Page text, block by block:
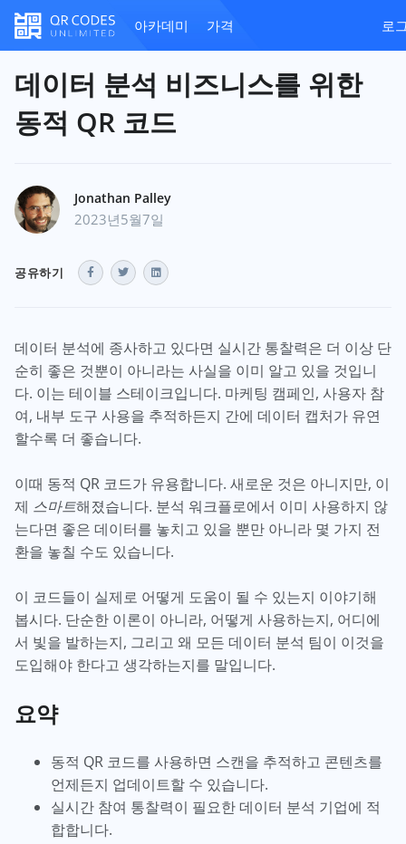
아카데미 가격 로
데이터 분석 비즈니스를 위한
동적 QR 코드
Jonathan Palley
2023년5월7일
공유하기
데이터 분석에 종사하고 있다면 실시간 통찰력은 더 이상 단
순히 좋은 것뿐이 아니라는 사실을 이미 알고 있을 것입니
다. 이는 테이블 스테이크입니다. 마케팅 캠페인, 사용자 참
여, 내부 도구 사용을 추적하든지 간에 데이터 캡처가 유연
할수록 더 좋습니다.
이때 동적 QR 코드가 유용합니다. 새로운 것은 아니지만, 이
제 스마트해졌습니다. 분석 워크플로에서 이미 사용하지 않
는다면 좋은 데이터를 놓치고 있을 뿐만 아니라 몇 가지 전
환을 놓칠 수도 있습니다.
이 코드들이 실제로 어떻게 도움이 될 수 있는지 이야기해
봅시다. 단순한 이론이 아니라, 어떻게 사용하는지, 어디에
서 빛을 발하는지, 그리고 왜 모든 데이터 분석 팀이 이것을
도입해야 한다고 생각하는지를 말입니다.
요약
동적 QR 코드를 사용하면 스캔을 추적하고 콘텐츠를
언제든지 업데이트할 수 있습니다.
실시간 참여 통찰력이 필요한 데이터 분석 기업에 적
합합니다.